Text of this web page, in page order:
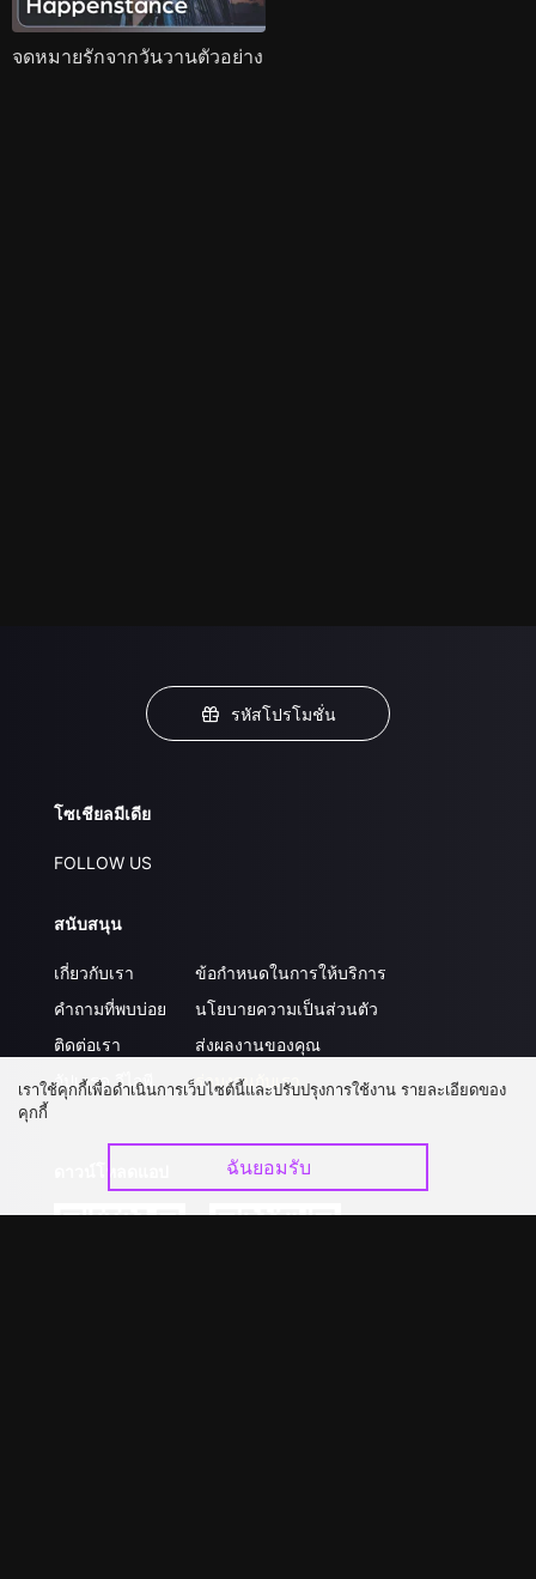
จดหมายรักจากวันวานตัวอย่าง
รหัสโปรโมชั่น
โซเชียลมีเดีย
FOLLOW US
สนับสนุน
เกี่ยวกับเรา
คำถามที่พบบ่อย
ติดต่อเรา
อัปเกรด วีไอพี
ข้อกำหนดในการให้บริการ
นโยบายความเป็นส่วนตัว
ส่งผลงานของคุณ
ร่วมงานกับเรา
เราใช้คุกกี้เพื่อดำเนินการเว็บไซต์นี้และปรับปรุงการใช้งาน รายละเอียดของ
คุกกี้
ฉันยอมรับ